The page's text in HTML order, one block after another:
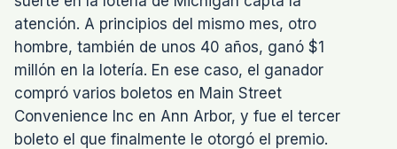
atención. A principios del mismo mes, otro
hombre, también de unos 40 años, ganó $1
millón en la lotería. En ese caso, el ganador
compró varios boletos en Main Street
Convenience Inc en Ann Arbor, y fue el tercer
boleto el que finalmente le otorgó el premio.